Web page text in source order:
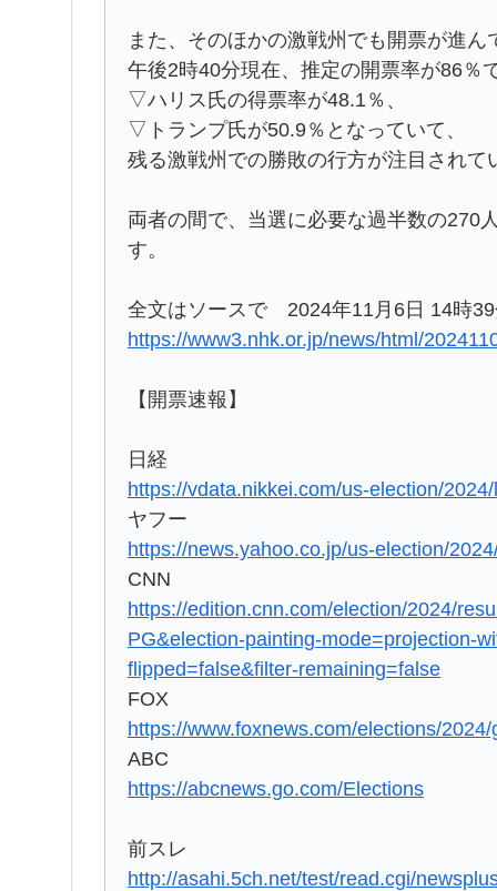
また、そのほかの激戦州でも開票が進
午後2時40分現在、推定の開票率が86％
▽ハリス氏の得票率が48.1％、
▽トランプ氏が50.9％となっていて、
残る激戦州での勝敗の行方が注目されて
両者の間で、当選に必要な過半数の270
す。
全文はソースで 2024年11月6日 14時
https://www3.nhk.or.jp/news/html/
【開票速報】
日経
https://vdata.nikkei.com/us-election/
ヤフー
https://news.yahoo.co.jp/us-election/
CNN
https://edition.cnn.com/election/2024/
PG&election-painting-mode=projection-
flipped=false&filter-remaining=false
FOX
https://www.foxnews.com/elections/
ABC
https://abcnews.go.com/Elections
前スレ
http://asahi.5ch.net/test/read.cgi/